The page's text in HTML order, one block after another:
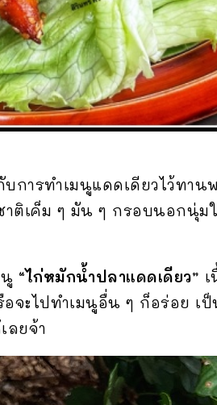
การทำเมนูแดดเดียวไว้ทา
าติเค็ม ๆ มัน ๆ กรอบนอกนุ่
“ไก่หมักน้ำปลาแดดเดียว”
จะไปทำเมนูอื่น ๆ ก็อร่อย เ
ยจ้า